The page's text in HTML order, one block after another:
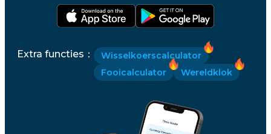
Extra functies ：
Wisselkoerscalculator
Fooicalculator
Wereldklok